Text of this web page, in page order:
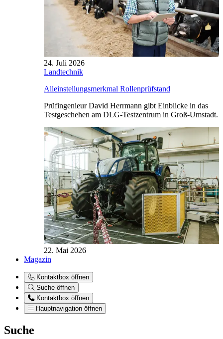
24. Juli 2026
Landtechnik
Alleinstellungsmerkmal Rollenprüfstand
Prüfingenieur David Herrmann gibt Einblicke in das
Testgeschehen am DLG-Testzentrum in Groß-Umstadt.
22. Mai 2026
Magazin
Kontaktbox öffnen
Suche öffnen
Kontaktbox öffnen
Hauptnavigation öffnen
Suche